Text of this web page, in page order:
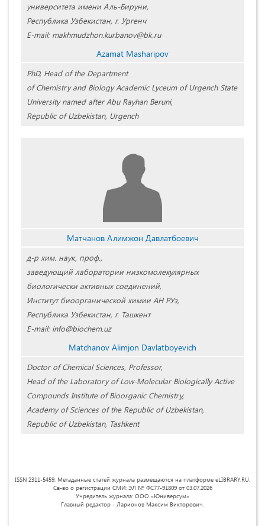
университета имени Аль-Бируни,
Республика Узбекистан, г. Ургенч
E-mail: makhmudzhon.kurbanov@bk.ru
Azamat Masharipov
PhD, Head of the Department
of Chemistry and Biology Academic Lyceum of Urgench State
University named after Abu Rayhan Beruni,
Republic of Uzbekistan, Urgench
Матчанов Алимжон Давлатбоевич
д-р хим. наук, проф.,
заведующий лаборатории низкомолекулярных
биологически активных соединений,
Институт биоорганической химии АН РУз,
Республика Узбекистан, г. Ташкент
E-mail: info@biochem.uz
Matchanov Alimjon Davlatboyevich
Doctor of Chemical Sciences, Professor,
Head of the Laboratory of Low-Molecular Biologically Active
Compounds Institute of Bioorganic Chemistry,
Academy of Sciences of the Republic of Uzbekistan,
Republic of Uzbekistan, Tashkent
ISSN 2311-5459. Метаданные статей журнала размещаются на платформе eLIBRARY.RU.
Св-во о регистрации СМИ: ЭЛ № ФС77-91809 от 03.07.2026
Учредитель журнала: ООО «Юниверсум»
Главный редактор - Ларионов Максим Викторович.